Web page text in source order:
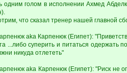
одним голом в исполнении Ахмед
что сказал тренер нашей главной
aka Карпенюк (Египет):
...либо суперить и питаться одержать
никуда отлететь"
aka Карпенюк (Египет): "Риск не